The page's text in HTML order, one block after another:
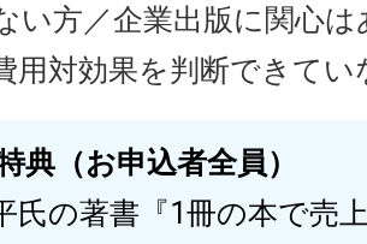
い方／企業出版に関心
用対効果を判断できてい
典（お申込者全員）
氏の著書『1冊の本で売